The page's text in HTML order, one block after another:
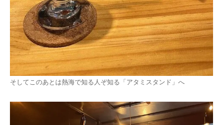
そしてこのあとは熱海で知る人ぞ知る「アタミスタンド」へ